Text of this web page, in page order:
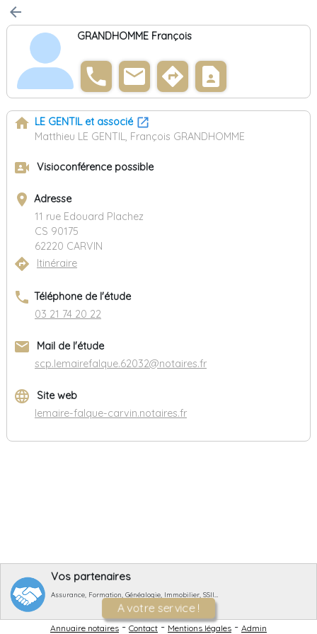
arrow_back
GRANDHOMME François
phone email directions contact_page
home LE GENTIL et associé
Matthieu LE GENTIL, François GRANDHOMME
video_camera_front Visioconférence possible
place Adresse
11 rue Edouard Plachez
CS 90175
62220 CARVIN
directions Itinéraire
phone Téléphone de l'étude
03 21 74 20 22
email
Mail de l'étude
scp.lemairefalque.62032@notaires.fr
language
Site web
lemaire-falque-carvin.notaires.fr
Vos partenaires
Assurance, Formation, Généalogie, Immobilier, SSII…
A votre service !
Annuaire notaires-Contact-Mentions légales - Admin